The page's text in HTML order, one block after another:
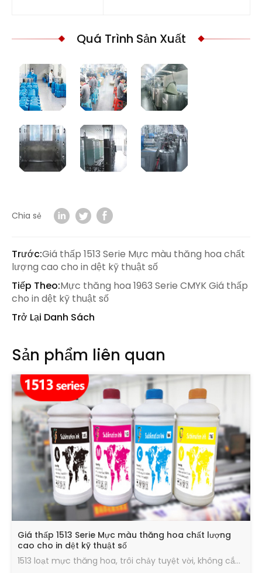
Quá Trình Sản Xuất
Chia sẻ
Trước:Giá thấp 1513 Serie Mực màu thăng hoa chất
lượng cao cho in dệt kỹ thuật số
Tiếp Theo:Mực thăng hoa 1963 Serie CMYK Giá thấp
cho in dệt kỹ thuật số
Trở Lại Danh Sách
Sản phẩm liên quan
Giá thấp 1513 Serie Mực màu thăng hoa chất lượng
cao cho in dệt kỹ thuật số
1513 loạt mực thăng hoa, trôi chảy tuyệt vời, không cắm hoặc phun nghiêng, không độc hại và thân thiện với môi trường, màu sắc tươi sáng, hiệu ứng chuyển tiếp tốt